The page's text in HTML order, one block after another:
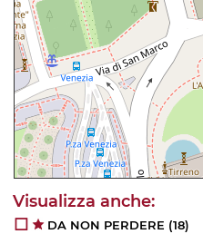
DA NON PERDERE (18)